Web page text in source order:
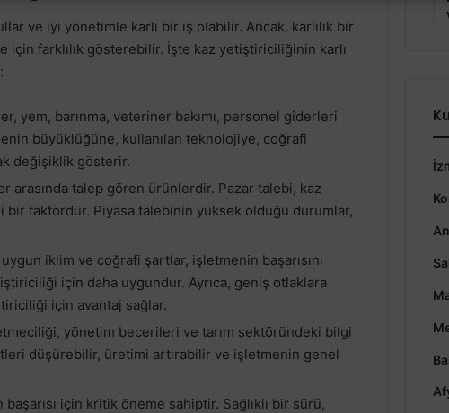
ve iyi yönetimle karlı bir iş olabilir. Ancak, karlılık bir
için farklılık gösterebilir. İşte kaz yetiştiriciliğinin karlı
yem, barınma, veteriner bakımı, personel giderleri
büyüklüğüne, kullanılan teknolojiye, coğrafi
değişiklik gösterir.
arasında talep gören ürünlerdir. Pazar talebi, kaz
faktördür. Piyasa talebinin yüksek olduğu durumlar,
iklim ve coğrafi şartlar, işletmenin başarısını
için daha uygundur. Ayrıca, geniş otlaklara
için avantaj sağlar.
yönetim becerileri ve tarım sektöründeki bilgi
düşürebilir, üretimi artırabilir ve işletmenin genel
başarısı için kritik öneme sahiptir. Sağlıklı bir sürü,